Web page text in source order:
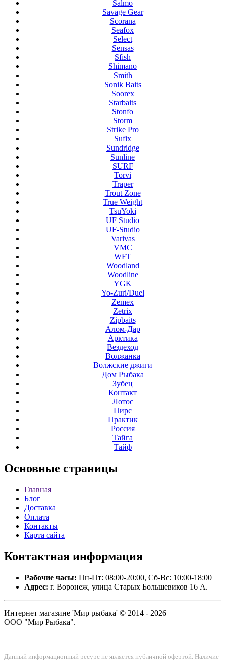
Salmo
Savage Gear
Scorana
Seafox
Select
Sensas
Sfish
Shimano
Smith
Sonik Baits
Soorex
Starbaits
Stonfo
Storm
Strike Pro
Sufix
Sundridge
Sunline
SURF
Torvi
Traper
Trout Zone
True Weight
TsuYoki
UF Studio
UF-Studio
Varivas
VMC
WFT
Woodland
Woodline
YGK
Yo-Zuri/Duel
Zemex
Zetrix
Zipbaits
Алом-Дар
Арктика
Вездеход
Волжанка
Волжские джиги
Дом Рыбака
Зубец
Контакт
Лотос
Пирс
Практик
Россия
Тайга
Тайф
Основные страницы
Главная
Блог
Доставка
Оплата
Контакты
Карта сайта
Контактная информация
Рабочие часы: Пн-Пт: 08:00-20:00, Сб-Вс: 10:00-18:00
Адрес: г. Воронеж, улица Старых Большевиков 16 А.
Интернет магазине 'Мир рыбака' © 2014 - 2026
ООО "Мир Рыбака".
Данный информационный ресурс не является публичной офертой. Наличие